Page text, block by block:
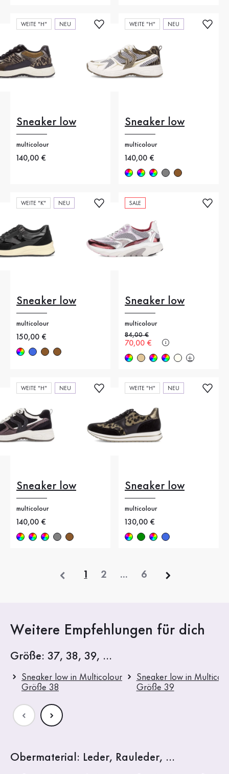
WEITE "H" NEU
Sneaker low
multicolour
Neuer Preis
140,00 €
WEITE "H" NEU
Sneaker low
multicolour
Neuer Preis
140,00 €
WEITE "K" NEU
Sneaker low
multicolour
Neuer Preis
150,00 €
SALE
Sneaker low
multicolour
Alter Preis
84,00 €
Neuer Preis
70,00 €
WEITE "H" NEU
Sneaker low
multicolour
Neuer Preis
140,00 €
WEITE "H" NEU
Sneaker low
multicolour
Neuer Preis
130,00 €
1 2 ... 6
Weitere Empfehlungen für dich
Größe: 37, 38, 39, ...
Sneaker low in Multicolour
Größe 38
Sneaker low in
Größe 39
Obermaterial: Leder, Rauleder, ...